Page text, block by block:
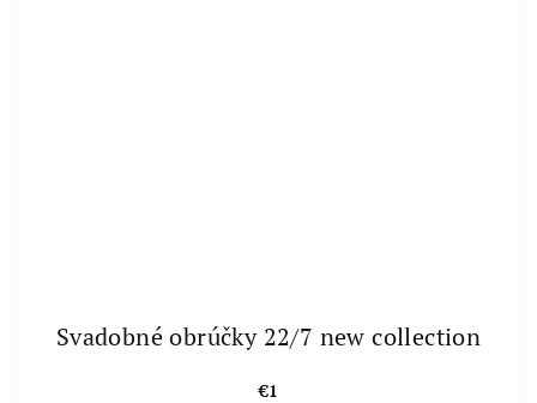
Svadobné obrúčky 22/7 new collection
€1